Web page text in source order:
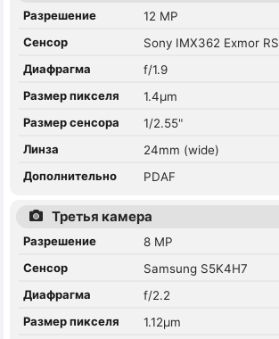
Разрешение
12 MP
Сенсор
Sony IMX362 Exmor RS
Диафрагма
f/1.9
Размер пикселя
1.4µm
Размер сенсора
1/2.55"
Линза
24mm (wide)
Дополнительно
PDAF
Третья камера
Разрешение
8 MP
Сенсор
Samsung S5K4H7
Диафрагма
f/2.2
Размер пикселя
1.12µm